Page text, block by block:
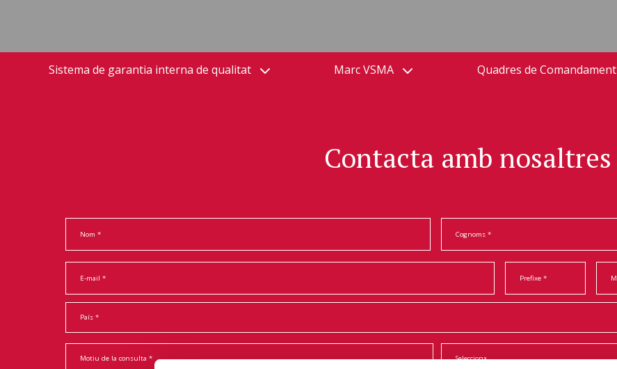
Sistema de garantia interna de qualitat Marc VSMA Quadres de Comandament
Contacta amb nosaltres